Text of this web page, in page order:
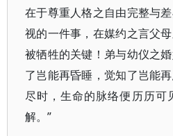
在于尊重人格之自由完整与
视的一件事，在媒约之言父
被牺牲的关键！弟与幼仪之
了岂能再昏睡，觉知了岂能
尽时，生命的脉络便历历可
解。”